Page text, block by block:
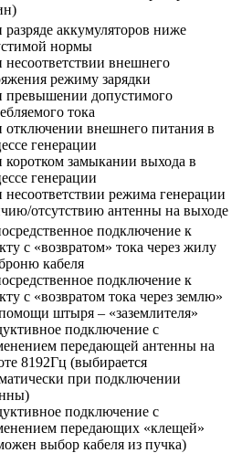
разряде аккумуляторов ниже
нормы
несоответствии внешнего
режиму зарядки
превышении допустимого
тока
отключении внешнего питания в
генерации
коротком замыкании выхода в
генерации
несоответствии режима генерации
отсутствию антенны на выходе
подключение к
с «возвратом» тока через жилу
кабеля
подключение к
с «возвратом тока через землю»
штыря – «заземлителя»
подключение с
передающей антенны на
8192Гц (выбирается
при подключении
подключение с
передающих «клещей»
выбор кабеля из пучка)